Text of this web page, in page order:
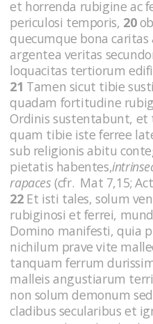
et horrenda rubigine ac
periculosi temporis, 20
quecumque bona
argentea veritas
loquacitas tertiorum
21 Tamen sicut tibie
quadam fortitudine
Ordinis sustentabunt,
quam tibie iste ferree
sub religionis abitu
pietatis habentes,
rapaces(cfr. Mat 7,15;
22 Et isti tales, solum
rubiginosi et ferrei,
Domino manifesti, quia
nichilum prave vite
tanquam ferrum
malleis angustiarum
non solum demonum
cladibus secularibus et